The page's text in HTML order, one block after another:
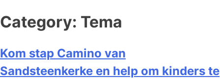
Category: Tema
Kom stap Camino van
Sandsteenkerke en help om kinders te